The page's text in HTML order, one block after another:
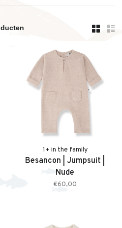
1+ in the family
Besancon | Jumpsuit |
Nude
€60,00